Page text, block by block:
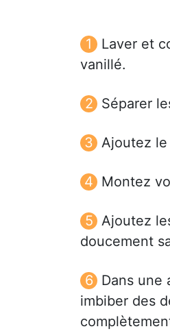
Laver et
vanillé.
Séparer
Ajoutez le
Montez
Ajoutez
doucement
Dans une
imbiber des